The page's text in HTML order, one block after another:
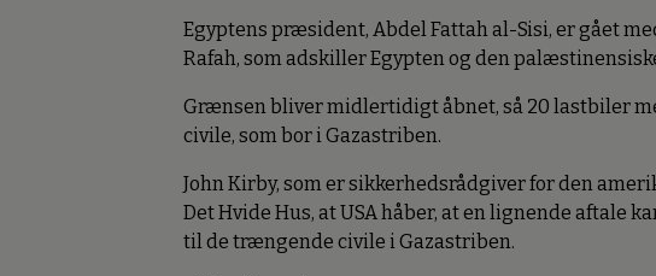
Egyptens præsident, Abdel Fattah al-Sisi, er gået
Rafah, som adskiller Egypten og den
Grænsen bliver midlertidigt åbnet, så 20 lastbiler
civile, som bor i Gazastriben.
John Kirby, som er sikkerhedsrådgiver for den
Det Hvide Hus, at USA håber, at en lignende aftale
til de trængende civile i Gazastriben.